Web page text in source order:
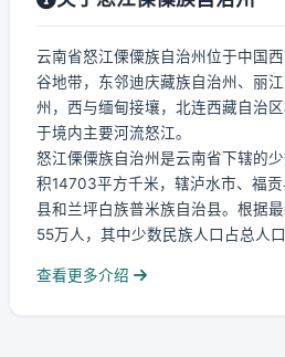
云南省怒江傈僳族自治州位于中国
谷地带，东邻迪庆藏族自治州、丽
州，西与缅甸接壤，北连西藏自治
于境内主要河流怒江。
怒江傈僳族自治州是云南省下辖的
积14703平方千米，辖泸水市、福
县和兰坪白族普米族自治县。根据
55万人，其中少数民族人口占总人
查看更多介绍